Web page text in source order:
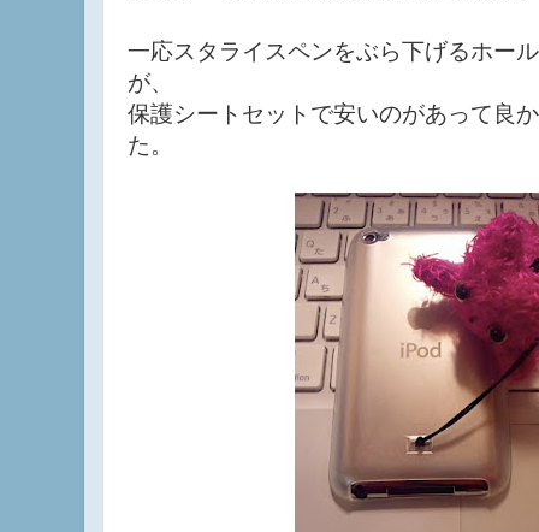
一応スタライスペンをぶら下げるホー
が、
保護シートセットで安いのがあって良